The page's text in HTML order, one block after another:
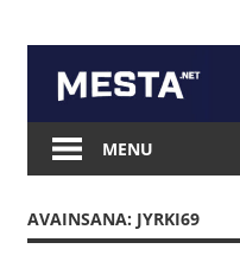
content
Mesta.net
MENU
AVAINSANA: JYRKI69